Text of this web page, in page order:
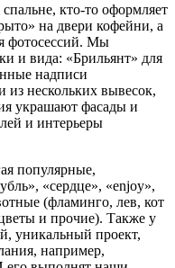
кто-то оформляет
на двери кофейни, а
фотосессий. Мы
и вида: «Брильянт» для
надписи
нескольких вывесок,
украшают фасады и
и интерьеры
популярные,
«сердце», «enjoy»,
(фламинго, лев, кот
и прочие). Также у
уникальный проект,
например,